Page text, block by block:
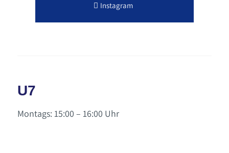
Instagram
U7
Montags: 15:00 – 16:00 Uhr